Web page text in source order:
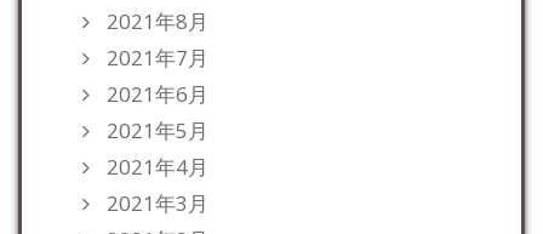
2021年8月
2021年7月
2021年6月
2021年5月
2021年4月
2021年3月